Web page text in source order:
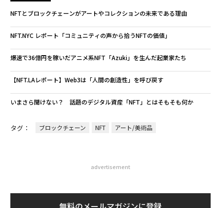
NFTとブロックチェーンがアートやコレクションの未来である理由
NFT.NYC レポート「コミュニティの声から拾うNFTの価値」
爆速で36億円を稼いだアニメ系NFT「Azuki」を生んだ起業家たち
【NFT.LAレポート】Web3は「人間の創造性」を呼び戻す
いまさら聞けない？ 話題のデジタル資産「NFT」とはそもそも何か
タグ： ブロックチェーン NFT アート/美術品
advertisement